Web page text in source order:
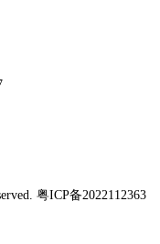
粤ICP备2022112363